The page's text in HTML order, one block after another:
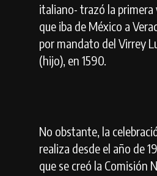
italiano- trazó la
que iba de México a
por mandato del Virrey
(hijo), en 1590.
No obstante, la
realiza desde el año de
que se creó la Comisión